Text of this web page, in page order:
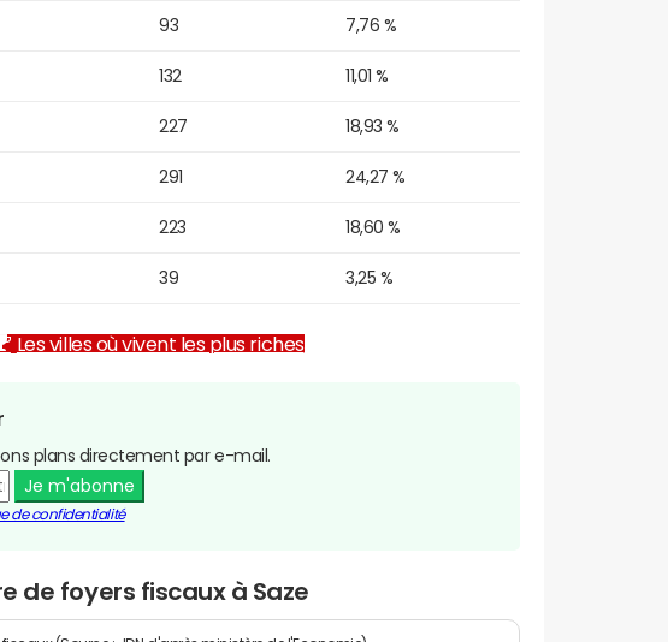
93 7,76 %
132 11,01 %
227 18,93 %
291 24,27 %
223 18,60 %
39 3,25 %
Les villes où vivent les plus riches
plans directement par e-mail.
Je m'abonne
de confidentialité
de foyers fiscaux à Saze